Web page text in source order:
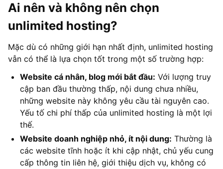
Ai nên và không nên chọn
unlimited hosting?
Mặc dù có những giới hạn nhất định, unlimited hosting
vẫn có thể là lựa chọn tốt trong một số trường hợp:
Website cá nhân, blog mới bắt đầu: Với lượng truy
cập ban đầu thường thấp, nội dung chưa nhiều,
những website này không yêu cầu tài nguyên cao.
Yếu tố chi phí thấp của unlimited hosting là một lợi
thế.
Website doanh nghiệp nhỏ, ít nội dung: Thường là
các website tĩnh hoặc ít khi cập nhật, chủ yếu cung
cấp thông tin liên hệ, giới thiệu dịch vụ, không có